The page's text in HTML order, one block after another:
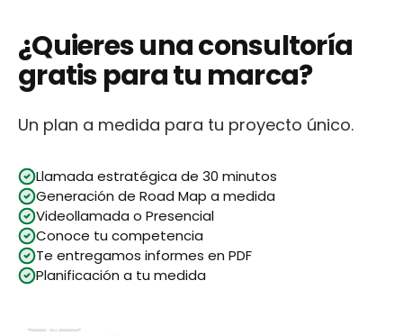
¿Quieres una consultoría
gratis para tu marca?
Un plan a medida para tu proyecto único.
Llamada estratégica de 30 minutos
Generación de Road Map a medida
Videollamada o Presencial
Conoce tu competencia
Te entregamos informes en PDF
Planificación a tu medida